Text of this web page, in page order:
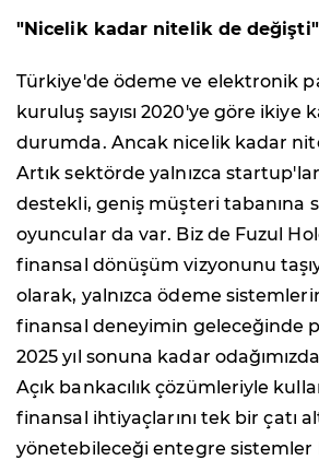
"Nicelik kadar nitelik de değişti"
Türkiye'de ödeme ve elektronik
kuruluş sayısı 2020'ye göre ikiye
durumda. Ancak nicelik kadar
Artık sektörde yalnızca
destekli, geniş müşteri tabanına
oyuncular da var. Biz de Fuzul
finansal dönüşüm vizyonunu
olarak, yalnızca ödeme
finansal deneyimin geleceğinde
2025 yıl sonuna kadar
Açık bankacılık çözümleriyle
finansal ihtiyaçlarını tek bir çatı
yönetebileceği entegre sistemler